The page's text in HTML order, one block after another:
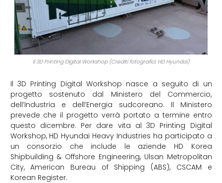
Il 3D Printing Digital Workshop (Crediti fotografici: HD Hyundai)
Il 3D Printing Digital Workshop nasce a seguito di un
progetto sostenuto dal Ministero del Commercio,
dell’Industria e dell’Energia sudcoreano. Il Ministero
prevede che il progetto verrà portato a termine entro
questo dicembre. Per dare vita al 3D Printing Digital
Workshop, HD Hyundai Heavy Industries ha participato a
un consorzio che include le aziende HD Korea
Shipbuilding & Offshore Engineering, Ulsan Metropolitan
City, American Bureau of Shipping (ABS), CSCAM e
Korean Register.